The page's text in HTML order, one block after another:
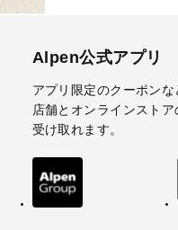
Alpen公式アプリ
アプリ限定のクーポンな
店舗とオンラインスト
受け取れます。